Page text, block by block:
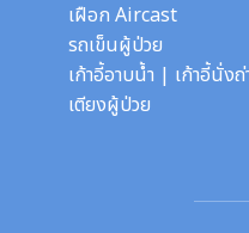
เฝือก Aircast
รถเข็นผู้ป่วย
เก้าอี้อาบน้ำ | เก้าอี้นั่งถ่
เตียงผู้ป่วย